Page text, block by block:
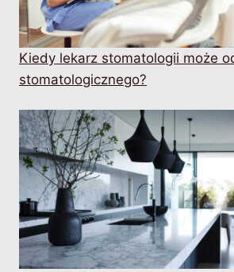
Kiedy lekarz stomatologii może
stomatologicznego?